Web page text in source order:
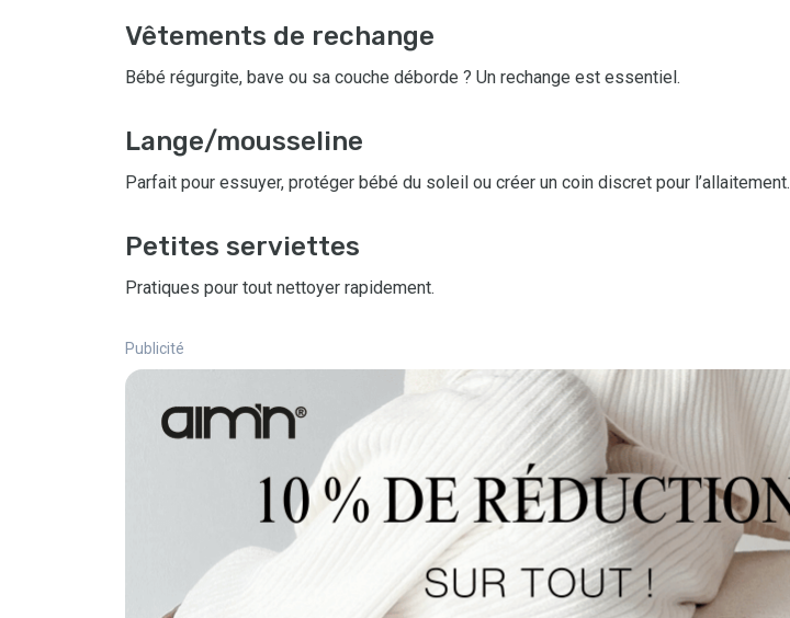
Vêtements de rechange
Bébé régurgite, bave ou sa couche déborde ? Un rechange est essentiel.
Lange/mousseline
Parfait pour essuyer, protéger bébé du soleil ou créer un coin discret pour l’allaitement.
Petites serviettes
Pratiques pour tout nettoyer rapidement.
Publicité